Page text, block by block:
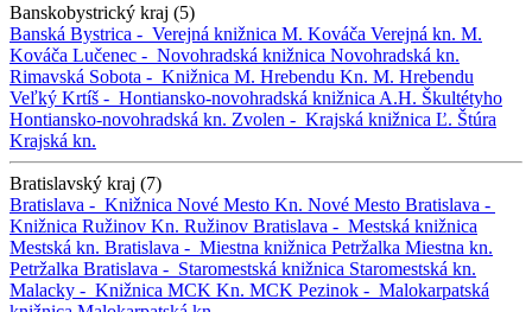
Banskobystrický kraj (5)
Banská Bystrica - Verejná knižnica M. Kováča Verejná kn. M.
Kováča Lučenec - Novohradská knižnica Novohradská kn.
Rimavská Sobota - Knižnica M. Hrebendu Kn. M. Hrebendu
Veľký Krtíš - Hontiansko-novohradská knižnica A.H. Škultétyho
Hontiansko-novohradská kn. Zvolen - Krajská knižnica Ľ. Štúra
Krajská kn.
Bratislavský kraj (7)
Bratislava - Knižnica Nové Mesto Kn. Nové Mesto Bratislava -
Knižnica Ružinov Kn. Ružinov Bratislava - Mestská knižnica
Mestská kn. Bratislava - Miestna knižnica Petržalka Miestna kn.
Petržalka Bratislava - Staromestská knižnica Staromestská kn.
Malacky - Knižnica MCK Kn. MCK Pezinok - Malokarpatská